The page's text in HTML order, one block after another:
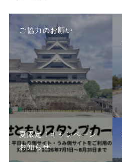
ご協力のお願い
夏限定！キャンペーン
お知らせ